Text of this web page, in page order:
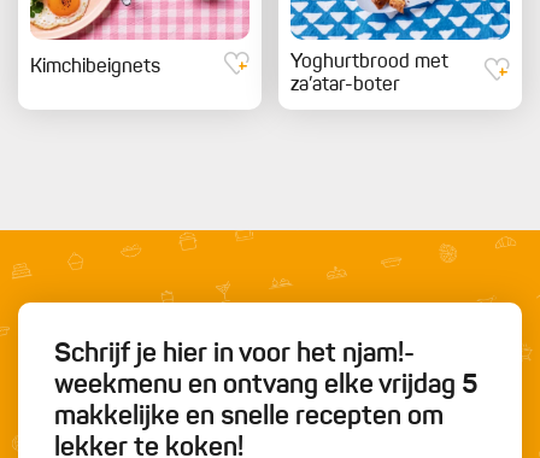
Kimchibeignets
Yoghurtbrood met
za’atar-boter
Schrijf je hier in voor het njam!-
weekmenu en ontvang elke vrijdag 5
makkelijke en snelle recepten om
lekker te koken!